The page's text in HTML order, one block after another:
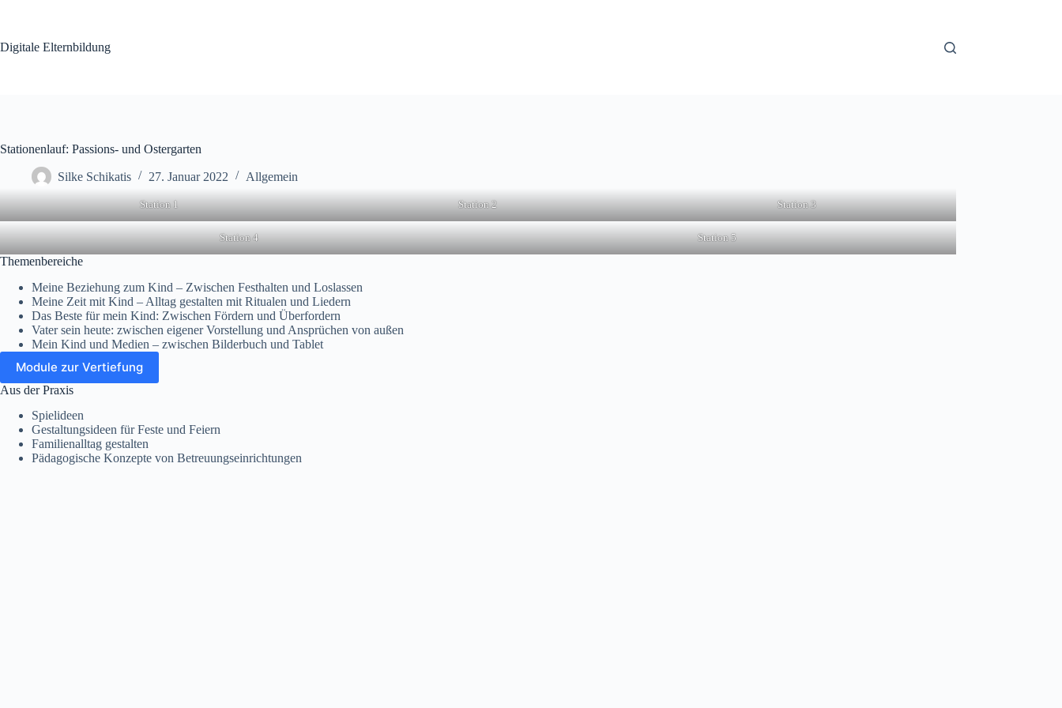
Digitale Elternbildung
Stationenlauf: Passions- und Ostergarten
Silke Schikatis 27. Januar 2022 Allgemein
Station 1 Station 2 Station 3
Station 4 Station 5
Themenbereiche
Meine Beziehung zum Kind – Zwischen Festhalten und Loslassen
Meine Zeit mit Kind – Alltag gestalten mit Ritualen und Liedern
Das Beste für mein Kind: Zwischen Fördern und Überfordern
Vater sein heute: zwischen eigener Vorstellung und Ansprüchen von außen
Mein Kind und Medien – zwischen Bilderbuch und Tablet
Module zur Vertiefung
Aus der Praxis
Spielideen
Gestaltungsideen für Feste und Feiern
Familienalltag gestalten
Pädagogische Konzepte von Betreuungseinrichtungen